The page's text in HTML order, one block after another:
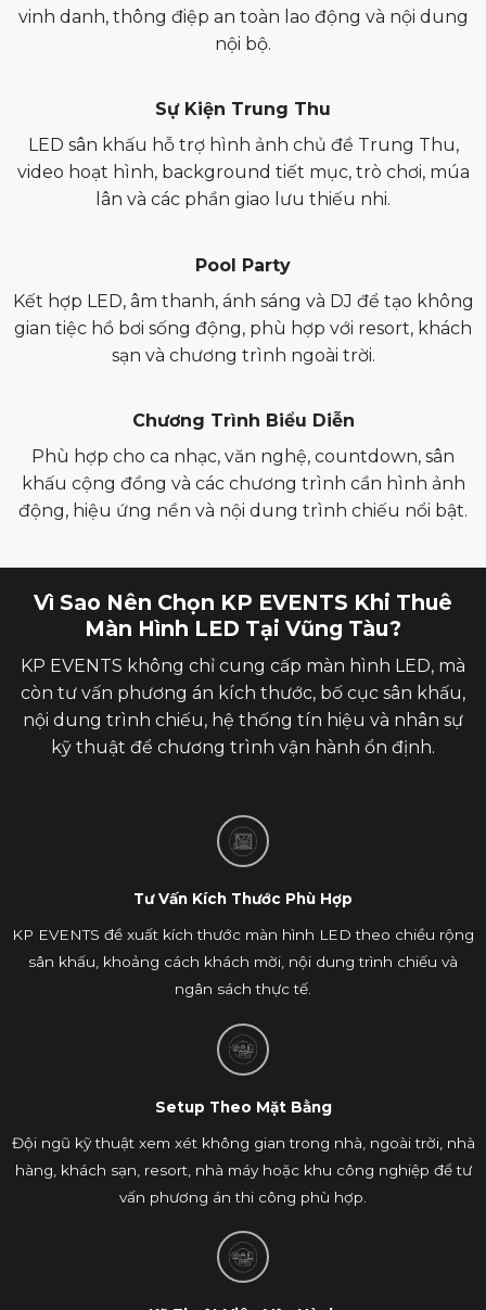
vinh danh, thông điệp an toàn lao động và nội dung
nội bộ.
Sự Kiện Trung Thu
LED sân khấu hỗ trợ hình ảnh chủ đề Trung Thu,
video hoạt hình, background tiết mục, trò chơi, múa
lân và các phần giao lưu thiếu nhi.
Pool Party
Kết hợp LED, âm thanh, ánh sáng và DJ để tạo không
gian tiệc hồ bơi sống động, phù hợp với resort, khách
sạn và chương trình ngoài trời.
Chương Trình Biểu Diễn
Phù hợp cho ca nhạc, văn nghệ, countdown, sân
khấu cộng đồng và các chương trình cần hình ảnh
động, hiệu ứng nền và nội dung trình chiếu nổi bật.
Vì Sao Nên Chọn KP EVENTS Khi Thuê
Màn Hình LED Tại Vũng Tàu?
KP EVENTS không chỉ cung cấp màn hình LED, mà
còn tư vấn phương án kích thước, bố cục sân khấu,
nội dung trình chiếu, hệ thống tín hiệu và nhân sự
kỹ thuật để chương trình vận hành ổn định.
Tư Vấn Kích Thước Phù Hợp
KP EVENTS đề xuất kích thước màn hình LED theo chiều rộng
sân khấu, khoảng cách khách mời, nội dung trình chiếu và
ngân sách thực tế.
Setup Theo Mặt Bằng
Đội ngũ kỹ thuật xem xét không gian trong nhà, ngoài trời, nhà
hàng, khách sạn, resort, nhà máy hoặc khu công nghiệp để tư
vấn phương án thi công phù hợp.